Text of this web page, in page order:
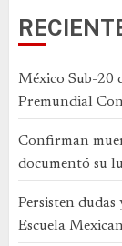
México Sub-20
Premundial
Confirman
documentó su
Persisten
Escuela